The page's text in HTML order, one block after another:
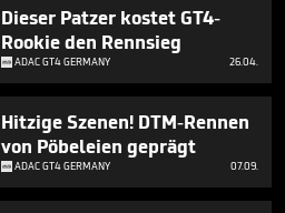
Dieser Patzer kostet GT4-
Rookie den Rennsieg
ADAC GT4 GERMANY 26.04.
Hitzige Szenen! DTM-Rennen
von Pöbeleien geprägt
ADAC GT4 GERMANY 07.09.